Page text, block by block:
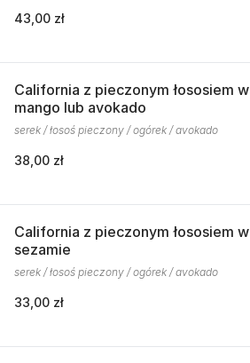
43,00 zł
California z pieczonym łososiem w
mango lub avokado
serek / łosoś pieczony / ogórek / avokado
38,00 zł
California z pieczonym łososiem w
sezamie
serek / łosoś pieczony / ogórek / avokado
33,00 zł